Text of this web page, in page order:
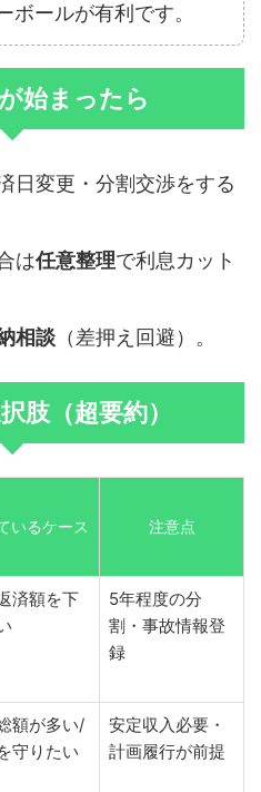
ボールが有利です。
始まったら
日変更・分割交渉をする
は任意整理で利息カット
相談 （差押え回避）。
肢（超要約）
いるケース 注意点
済額を下
5年程度の分
割・事故情報登
録
額が多い/
守りたい
安定収入必要・
計画履行が前提